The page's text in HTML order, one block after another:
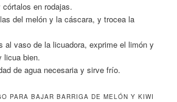
en rodajas.
del melón y la cáscara, y trocea la
al vaso de la licuadora, exprime el limón y
licua bien.
de agua necesaria y sirve frío.
PARA BAJAR BARRIGA DE MELÓN Y KIWI